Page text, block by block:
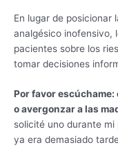
En lugar de posicionar
analgésico inofensivo,
pacientes sobre los
tomar decisiones
Por favor
o avergonzar a las
solicité uno durante
ya era demasiado